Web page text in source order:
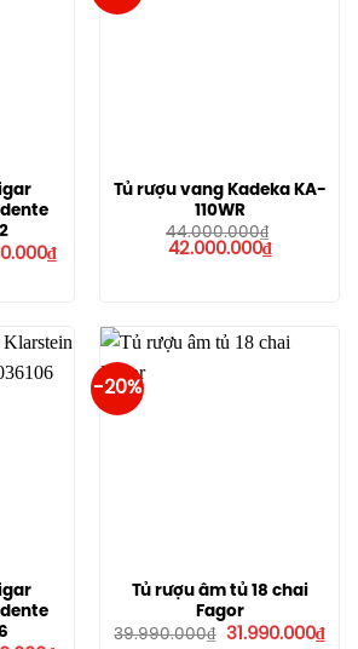
₫Giá
hiện
Tủ rượu vang Kadeka KA-
110WR
44.000.000₫
Giá
42.000.000₫Giá
hiện
-20%
Tủ rượu âm tủ 18 chai
Fagor
39.990.000₫
Giá
31.990.000₫Giá